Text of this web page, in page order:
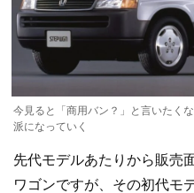
今見ると「商用バン？」と言いたく
派になっていく
先代モデルあたりから販売
ワゴンですが、その初代モ